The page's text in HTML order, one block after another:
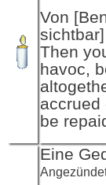
Von
sichtbar]
Then
havoc,
accrued
be
Eine